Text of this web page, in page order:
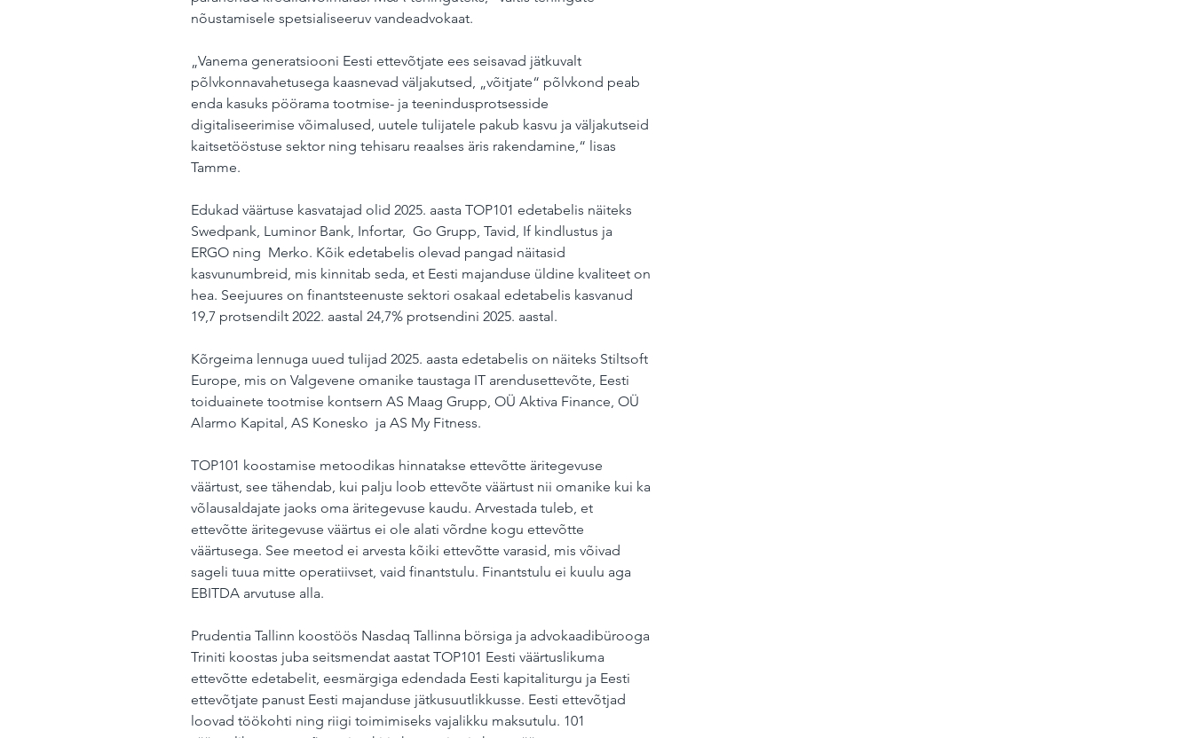
nõustamisele spetsialiseeruv vandeadvokaat.
„Vanema generatsiooni Eesti ettevõtjate ees seisavad jätkuvalt
põlvkonnavahetusega kaasnevad väljakutsed, „võitjate“ põlvkond peab
enda kasuks pöörama tootmise- ja teenindusprotsesside
digitaliseerimise võimalused, uutele tulijatele pakub kasvu ja väljakutseid
kaitsetööstuse sektor ning tehisaru reaalses äris rakendamine,“ lisas
Tamme.
Edukad väärtuse kasvatajad olid 2025. aasta TOP101 edetabelis näiteks
Swedpank, Luminor Bank, Infortar,  Go Grupp, Tavid, If kindlustus ja
ERGO ning  Merko. Kõik edetabelis olevad pangad näitasid
kasvunumbreid, mis kinnitab seda, et Eesti majanduse üldine kvaliteet on
hea. Seejuures on finantsteenuste sektori osakaal edetabelis kasvanud
19,7 protsendilt 2022. aastal 24,7% protsendini 2025. aastal.
Kõrgeima lennuga uued tulijad 2025. aasta edetabelis on näiteks Stiltsoft
Europe, mis on Valgevene omanike taustaga IT arendusettevõte, Eesti
toiduainete tootmise kontsern AS Maag Grupp, OÜ Aktiva Finance, OÜ
Alarmo Kapital, AS Konesko  ja AS My Fitness.
TOP101 koostamise metoodikas hinnatakse ettevõtte äritegevuse
väärtust, see tähendab, kui palju loob ettevõte väärtust nii omanike kui ka
võlausaldajate jaoks oma äritegevuse kaudu. Arvestada tuleb, et
ettevõtte äritegevuse väärtus ei ole alati võrdne kogu ettevõtte
väärtusega. See meetod ei arvesta kõiki ettevõtte varasid, mis võivad
sageli tuua mitte operatiivset, vaid finantstulu. Finantstulu ei kuulu aga
EBITDA arvutuse alla.
Prudentia Tallinn koostöös Nasdaq Tallinna börsiga ja advokaadibürooga
Triniti koostas juba seitsmendat aastat TOP101 Eesti väärtuslikuma
ettevõtte edetabelit, eesmärgiga edendada Eesti kapitaliturgu ja Eesti
ettevõtjate panust Eesti majanduse jätkusuutlikkusse. Eesti ettevõtjad
loovad töökohti ning riigi toimimiseks vajalikku maksutulu. 101